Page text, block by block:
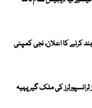
اگست سے بند کرنے کا اعلان، نجی کمپنی
کی ملک گیر پہیہ